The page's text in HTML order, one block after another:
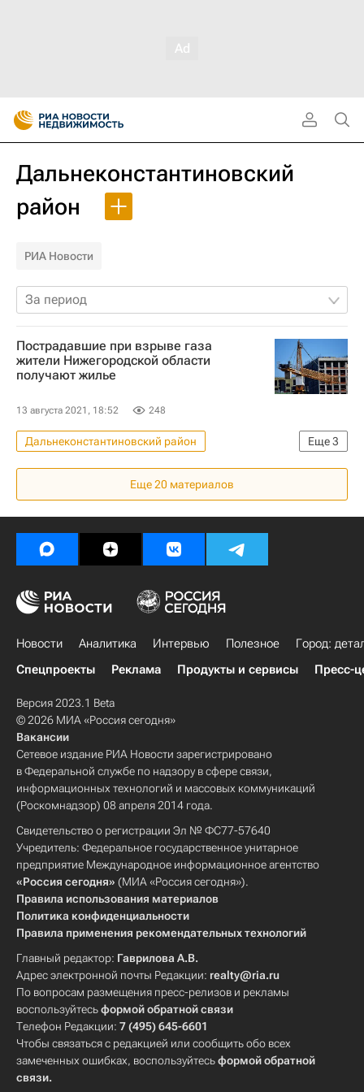
Дальнеконстантиновский
район
РИА Новости
За период
Пострадавшие при взрыве газа
жители Нижегородской области
получают жилье
13 августа 2021, 18:52 248
Еще3
Дальнеконстантиновский район
Происшествия
Нижегородская область
Еще20 материалов
Новости Аналитика Интервью Полезное
Город:
Спецпроекты
Реклама Продукты и сервисы Пресс-
Версия 2023.1 Beta
© 2026 МИА «Россия сегодня»
Вакансии
Сетевое издание РИА Новости зарегистрировано
в Федеральной службе по надзору в сфере связи,
информационных технологий и массовых коммуникаций
(Роскомнадзор) 08 апреля 2014 года.
Свидетельство о регистрации Эл № ФС77-57640
Учредитель: Федеральное государственное унитарное
предприятие Международное информационное агентство
«Россия сегодня» (МИА «Россия сегодня»).
Правила использования материалов
Политика конфиденциальности
Правила применения рекомендательных технологий
Главный редактор: Гаврилова А.В.
Адрес электронной почты Редакции: realty@ria.ru
По вопросам размещения пресс-релизов и рекламы
воспользуйтесьформой обратной связи
Телефон Редакции: 7 (495) 645-6601
Чтобы связаться с редакцией или сообщить обо всех
замеченных ошибках, воспользуйтесьформой обратной
связи.